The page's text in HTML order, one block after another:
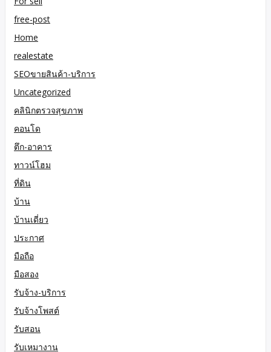
free-post
Home
realestate
SEOขายสินค้า-บริการ
Uncategorized
คลินิกตรวจสุขภาพ
คอนโด
ตึก-อาคาร
ทาวน์โฮม
ที่ดิน
บ้าน
บ้านเดี่ยว
ประกาศ
มือถือ
มือสอง
รับจ้าง-บริการ
รับจ้างโพสต์
รับสอน
รับเหมางาน